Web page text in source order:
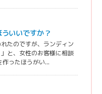
いいですか？
たのですが、ランディン
と、女性のお客様に相談
ったほうがい...